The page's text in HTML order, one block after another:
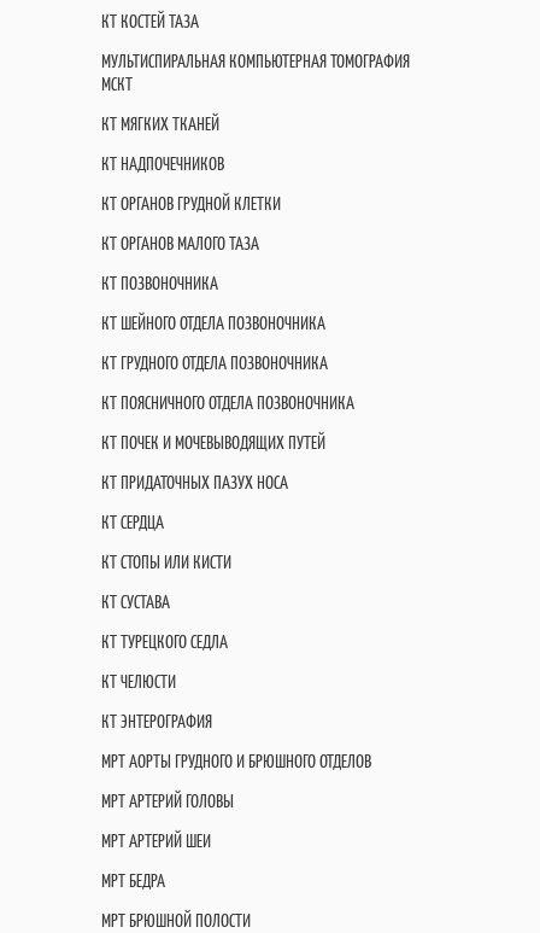
КТ КОСТЕЙ ТАЗА
МУЛЬТИСПИРАЛЬНАЯ КОМПЬЮТЕРНАЯ ТОМОГРАФИЯ
МСКТ
КТ МЯГКИХ ТКАНЕЙ
КТ НАДПОЧЕЧНИКОВ
КТ ОРГАНОВ ГРУДНОЙ КЛЕТКИ
КТ ОРГАНОВ МАЛОГО ТАЗА
КТ ПОЗВОНОЧНИКА
КТ ШЕЙНОГО ОТДЕЛА ПОЗВОНОЧНИКА
КТ ГРУДНОГО ОТДЕЛА ПОЗВОНОЧНИКА
КТ ПОЯСНИЧНОГО ОТДЕЛА ПОЗВОНОЧНИКА
КТ ПОЧЕК И МОЧЕВЫВОДЯЩИХ ПУТЕЙ
КТ ПРИДАТОЧНЫХ ПАЗУХ НОСА
КТ СЕРДЦА
КТ СТОПЫ ИЛИ КИСТИ
КТ СУСТАВА
КТ ТУРЕЦКОГО СЕДЛА
КТ ЧЕЛЮСТИ
КТ ЭНТЕРОГРАФИЯ
МРТ АОРТЫ ГРУДНОГО И БРЮШНОГО ОТДЕЛОВ
МРТ АРТЕРИЙ ГОЛОВЫ
МРТ АРТЕРИЙ ШЕИ
МРТ БЕДРА
МРТ БРЮШНОЙ ПОЛОСТИ